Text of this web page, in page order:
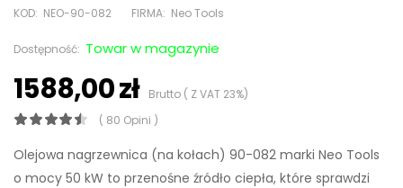
KOD: NEO-90-082 FIRMA: Neo Tools
Dostępność: Towar w magazynie
1588,00 złBrutto ( Z VAT 23%)
( 80 Opini )
Olejowa nagrzewnica (na kołach) 90-082 marki Neo Tools
o mocy 50 kW to przenośne źródło ciepła, które sprawdzi